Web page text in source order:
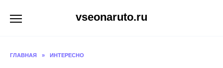
vseonaruto.ru
ГЛАВНАЯ » ИНТЕРЕСНО